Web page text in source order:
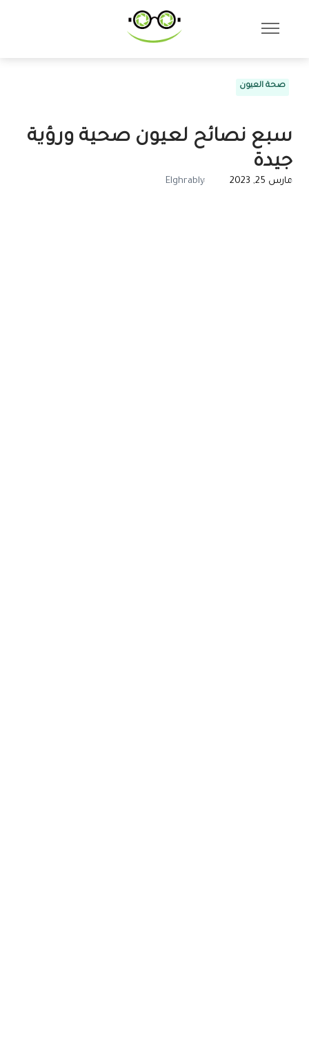
صحة العيون
سبع نصائح لعيون صحية ورؤية
جيدة
مارس 25, 2023 Elghrably